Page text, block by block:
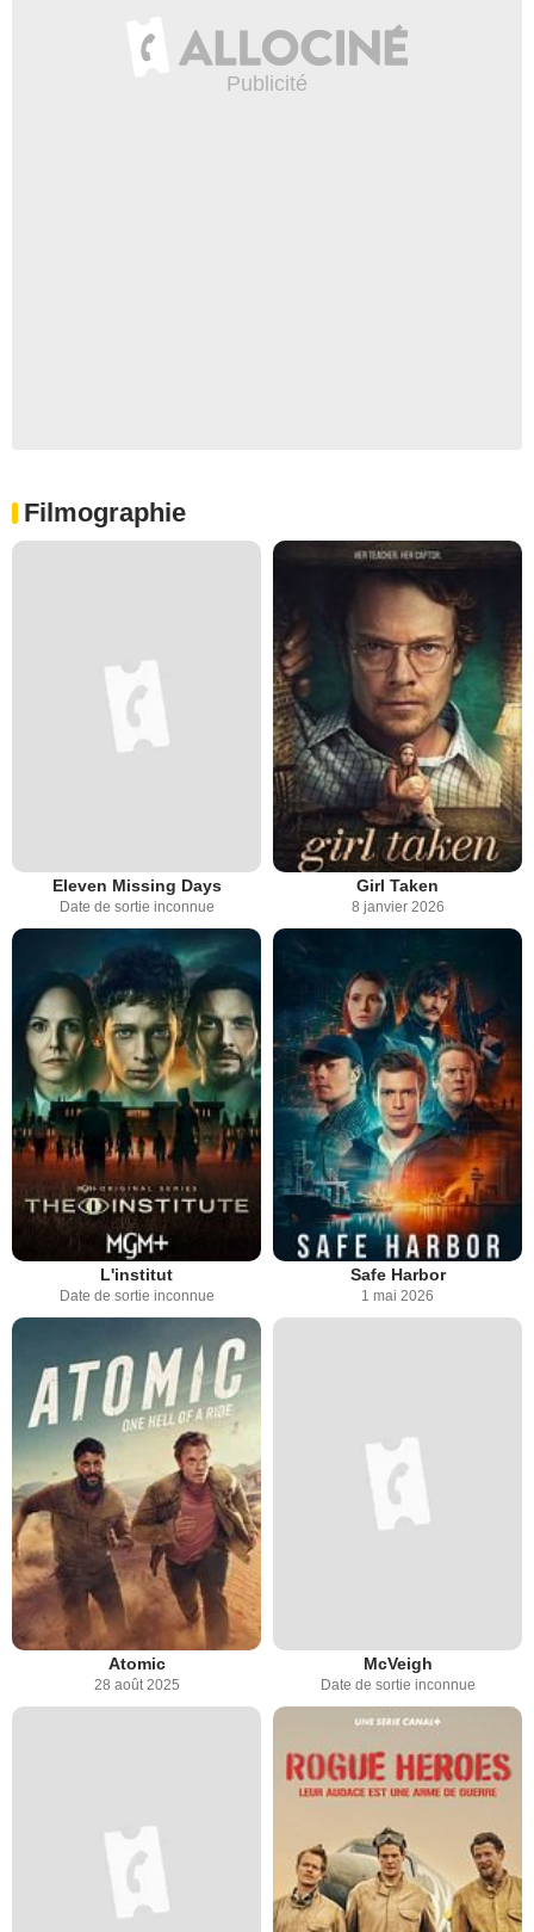
Filmographie
Eleven Missing Days
Date de sortie inconnue
Girl Taken
8 janvier 2026
L'institut
Date de sortie inconnue
Safe Harbor
1 mai 2026
Atomic
28 août 2025
McVeigh
Date de sortie inconnue